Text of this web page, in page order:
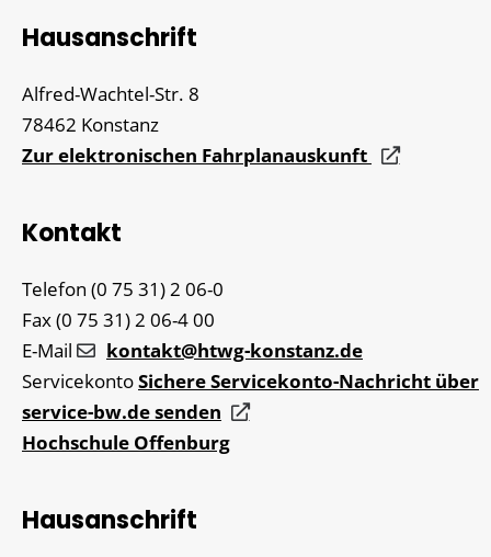
Hausanschrift
Alfred-Wachtel-Str. 8
78462 Konstanz
Zur elektronischen Fahrplanauskunft
Kontakt
Telefon (0 75 31) 2 06-0
Fax(0 75 31) 2 06-400
E-Mail
kontakt@htwg-konstanz.de
ServicekontoSichere Servicekonto-Nachricht über
service-bw.de senden
Hochschule Offenburg
Hausanschrift